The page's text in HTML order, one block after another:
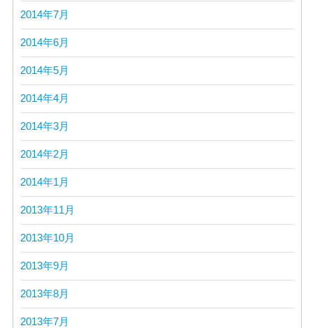
2014年7月
2014年6月
2014年5月
2014年4月
2014年3月
2014年2月
2014年1月
2013年11月
2013年10月
2013年9月
2013年8月
2013年7月